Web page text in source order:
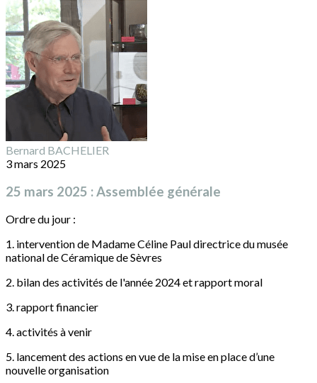
Bernard BACHELIER
3 mars 2025
25 mars 2025 : Assemblée générale
Ordre du jour :
1. intervention de Madame Céline Paul directrice du musée
national de Céramique de Sèvres
2. bilan des activités de l'année 2024 et rapport moral
3. rapport financier
4. activités à venir
5. lancement des actions en vue de la mise en place d’une
nouvelle organisation